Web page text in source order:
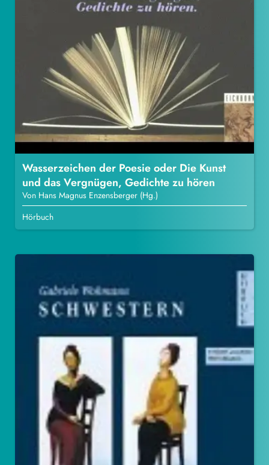
Wasserzeichen der Poesie oder Die Kunst
und das Vergnügen, Gedichte zu hören
Von Hans Magnus Enzensberger (Hg.)
Hörbuch